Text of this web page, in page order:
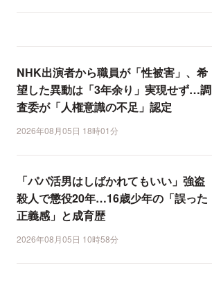
NHK出演者から職員が「性被害」、希
望した異動は「3年余り」実現せず…調
査委が「人権意識の不足」認定
2026年08月05日 18時01分
「パパ活男はしばかれてもいい」強盗
殺人で懲役20年…16歳少年の「誤った
正義感」と成育歴
2026年08月05日 10時58分